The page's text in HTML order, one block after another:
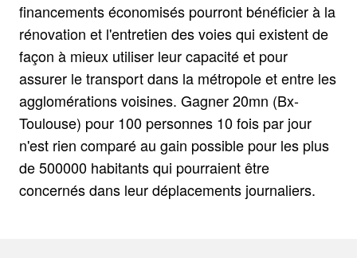
financements économisés pourront bénéficier à la
rénovation et l'entretien des voies qui existent de
façon à mieux utiliser leur capacité et pour
assurer le transport dans la métropole et entre les
agglomérations voisines. Gagner 20mn (Bx-
Toulouse) pour 100 personnes 10 fois par jour
n'est rien comparé au gain possible pour les plus
de 500000 habitants qui pourraient être
concernés dans leur déplacements journaliers.